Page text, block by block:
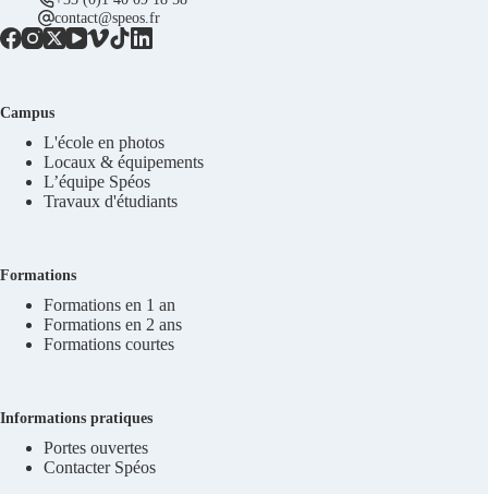
contact@speos.fr
Campus
L'école en photos
Locaux & équipements
L’équipe Spéos
Travaux d'étudiants
Formations
Formations en 1 an
Formations en 2 ans
Formations courtes
Informations pratiques
Portes ouvertes
Contacter Spéos